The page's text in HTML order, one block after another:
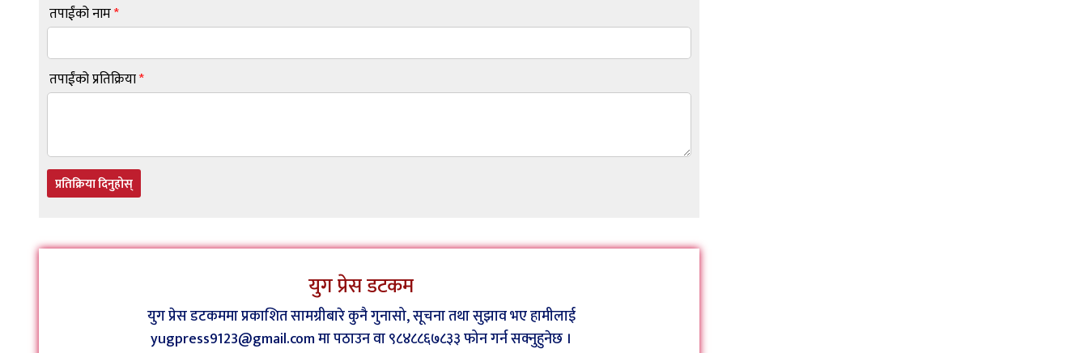
तपाईंको नाम*
तपाईंको प्रतिक्रिया*
प्रतिक्रिया दिनुहोस्
युग प्रेस डटकम
युग प्रेस डटकममा प्रकाशित सामग्रीबारे कुनै गुनासो, सूचना तथा सुझाव भए हामीलाई
yugpress9123@gmail.com मा पठाउन वा ९८४८८६७८३३ फोन गर्न सक्नुहुनेछ ।